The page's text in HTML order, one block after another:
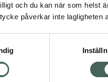
och du kan när som helst
påverkar inte lagligheten